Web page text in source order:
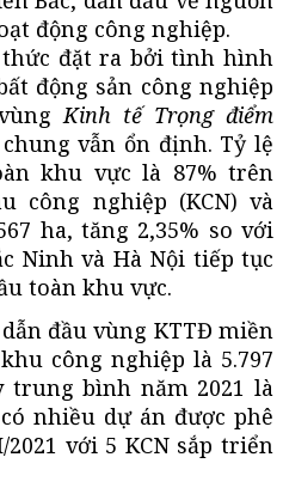
động công nghiệp.
đặt ra bởi tình hình
động sản công nghiệp
Kinh tế Trọng điểm
vẫn ổn định. Tỷ lệ
khu vực là 87% trên
công nghiệp (KCN) và
ha, tăng 2,35% so với
Ninh và Hà Nội tiếp tục
toàn khu vực.
đầu vùng KTTĐ miền
công nghiệp là 5.797
trung bình năm 2021 là
nhiều dự án được phê
với 5 KCN sắp triển